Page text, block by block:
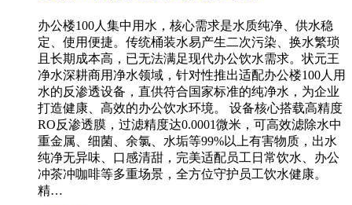
办公楼100人集中用水，核心需求是水质纯净、供水稳
定、使用便捷。传统桶装水易产生二次污染、换水繁琐
且长期成本高，已无法满足现代办公饮水需求。状元王
净水深耕商用净水领域，针对性推出适配办公楼100人用
水的反渗透设备，直供符合国家标准的纯净水，为企业
打造健康、高效的办公饮水环境。 设备核心搭载高精度
RO反渗透膜，过滤精度达0.0001微米，可高效滤除水中
重金属、细菌、余氯、水垢等99%以上有害物质，出水
纯净无异味、口感清甜，完美适配员工日常饮水、办公
冲茶冲咖啡等多重场景，全方位守护员工饮水健康。
精…